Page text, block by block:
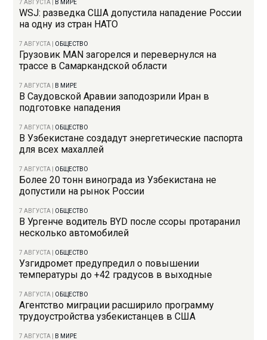
7 АВГУСТА В МИРЕ
WSJ: разведка США допустила нападение России
на одну из стран НАТО
7 АВГУСТА ОБЩЕСТВО
Грузовик MAN загорелся и перевернулся на
трассе в Самаркандской области
7 АВГУСТА В МИРЕ
В Саудовской Аравии заподозрили Иран в
подготовке нападения
7 АВГУСТА ОБЩЕСТВО
В Узбекистане создадут энергетические паспорта
для всех махаллей
7 АВГУСТА ОБЩЕСТВО
Более 20 тонн винограда из Узбекистана не
допустили на рынок России
7 АВГУСТА ОБЩЕСТВО
В Ургенче водитель BYD после ссоры протаранил
несколько автомобилей
7 АВГУСТА ОБЩЕСТВО
Узгидромет предупредил о повышении
температуры до +42 градусов в выходные
7 АВГУСТА ОБЩЕСТВО
Агентство миграции расширило программу
трудоустройства узбекистанцев в США
7 АВГУСТА В МИРЕ